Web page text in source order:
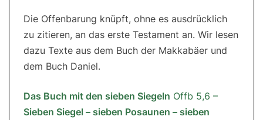
Die Offenbarung knüpft, ohne es ausdrücklich
zu zitieren, an das erste Testament an. Wir lesen
dazu Texte aus dem Buch der Makkabäer und
dem Buch Daniel.
Das Buch mit den sieben Siegeln Offb 5,6 –
Sieben Siegel – sieben Posaunen – sieben